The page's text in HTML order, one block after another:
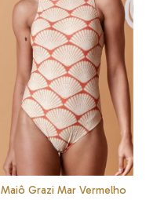
Maiô Grazi Mar Vermelho